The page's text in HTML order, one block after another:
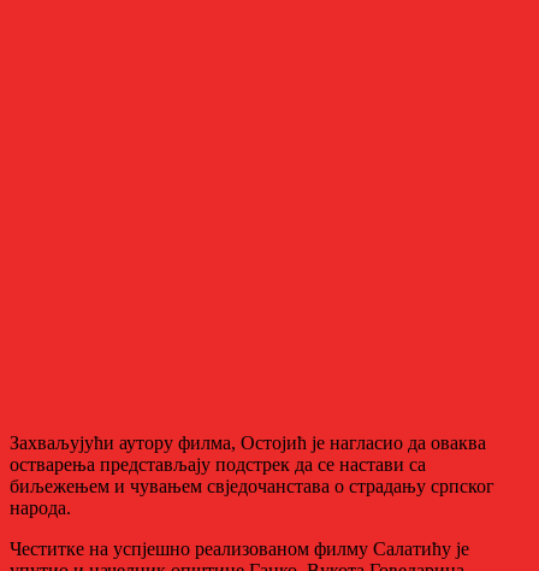
Захваљујући аутору филма, Остојић је нагласио да оваква
остварења представљају подстрек да се настави са
биљежењем и чувањем свједочанстава о страдању српског
народа.
Честитке на успјешно реализованом филму Салатићу је